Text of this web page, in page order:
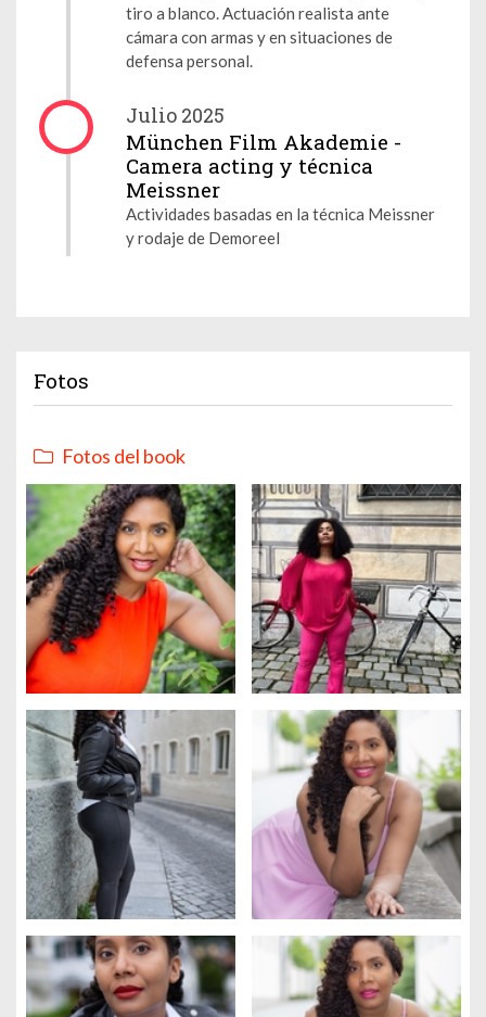
tiro a blanco. Actuación realista ante
cámara con armas y en situaciones de
defensa personal.
Julio 2025
München Film Akademie -
Camera acting y técnica
Meissner
Actividades basadas en la técnica Meissner
y rodaje de Demoreel
Fotos
Fotos del book